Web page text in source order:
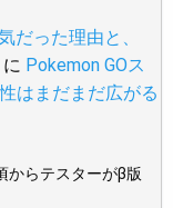
だった理由と、
に Pokemon GOス
はまだまだ広がる
からテスターがβ版